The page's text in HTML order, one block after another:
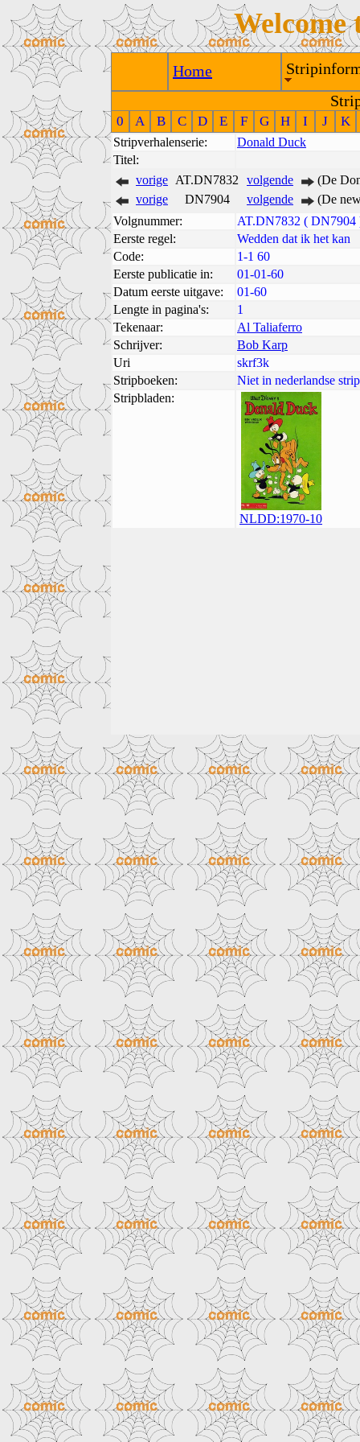
Welcome
Home
0 A B C D E F G H I J K
Stripverhalenserie:
Donald Duck
Titel:
vorige AT.DN7832 volgende
(De
vorige
DN7904 volgende
(De
Volgnummer:
AT.DN7832 ( DN7904
Eerste regel:
Wedden dat ik het kan
Code:
1-1 60
Eerste publicatie in:
01-01-60
Datum eerste uitgave:
01-60
Lengte in pagina's:
1
Tekenaar:
Al Taliaferro
Schrijver:
Bob Karp
Uri
skrf3k
Stripboeken:
Niet in nederlandse
Stripbladen:
NLDD:1970-10